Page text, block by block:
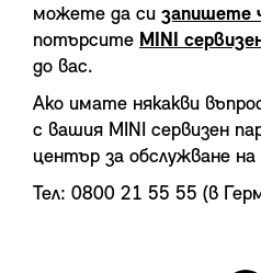
можете да си запишете
потърсите МINI
до вас.
Ако имате някакви
с вашия МINI сервизен
център за обслужване на
Тел: 0800 21 55 55 (в